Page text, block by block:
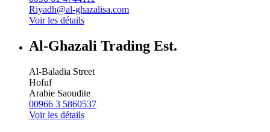
Riyadh@al-ghazalisa.com
Voir les détails
Al-Ghazali Trading Est.
Al-Baladia Street
Hofuf
Arabie Saoudite
00966 3 5860537
Voir les détails